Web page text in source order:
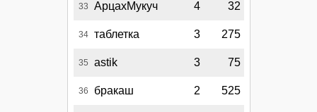
33 АрцахМукуч 4 32
34 таблетка 3 275
35 astik 3 75
36 бракаш 2 525